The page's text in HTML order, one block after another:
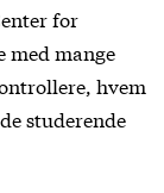
for
med mange
hvem
studerende